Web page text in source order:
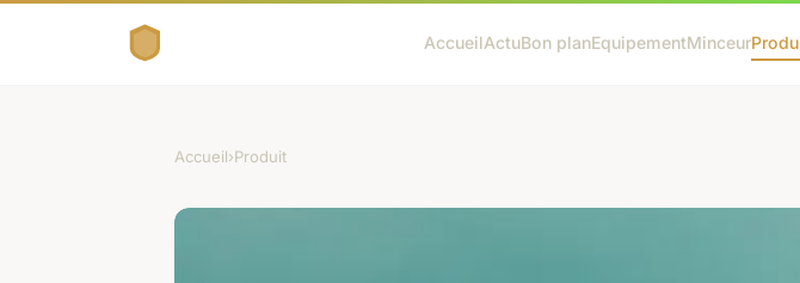
AccueilActuBon planEquipementMinceur
Accueil›Produit